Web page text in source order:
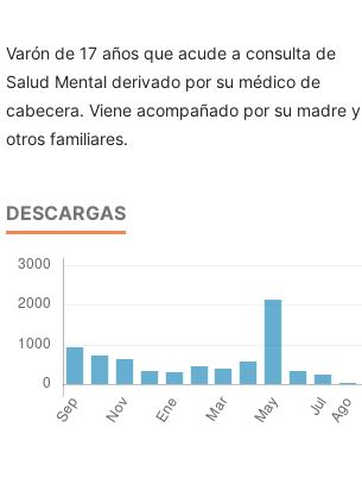
Varón de 17 años que acude a consulta de
Salud Mental derivado por su médico de
cabecera. Viene acompañado por su madre y
otros familiares.
DESCARGAS